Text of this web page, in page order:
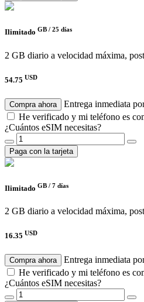
Ilimitado GB / 25 días
2 GB diario a velocidad máxima,
54.75 USD
Compra ahora
Entrega inmediata
He verificado y mi teléfono es
¿Cuántos eSIM necesitas?
Paga con la tarjeta
Ilimitado GB / 7 días
2 GB diario a velocidad máxima,
16.35 USD
Compra ahora
Entrega inmediata
He verificado y mi teléfono es
¿Cuántos eSIM necesitas?